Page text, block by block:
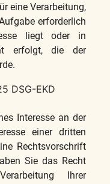
eine Verarbeitung,
erforderlich
liegt oder in
erfolgt, die der
DSG-EKD
Interesse an der
einer dritten
Rechtsvorschrift
Sie das Recht
Ihrer